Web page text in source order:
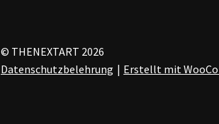
© THENEXTART 2026
Datenschutzbelehrung
Erstellt mit